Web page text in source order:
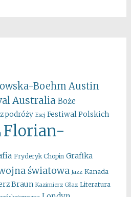
Boehm Austin
Australia Boże
podróży Esej Festiwal Polskich
Florian-
Fryderyk Chopin Grafika
światowa Jazz Kanada
Braun Kazimierz Głaz Literatura